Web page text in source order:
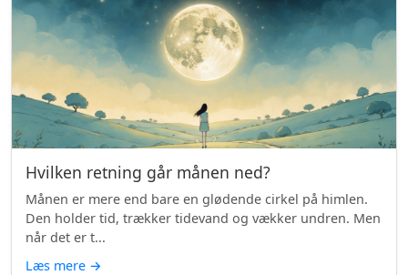
Hvilken retning går månen ned?
Månen er mere end bare en glødende cirkel på himlen.
Den holder tid, trækker tidevand og vækker undren. Men
når det er t...
Læs mere →